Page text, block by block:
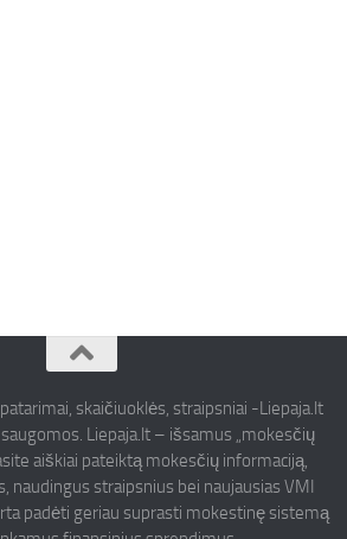
skaičiuoklės, straipsniai -Liepaja.lt
Liepaja.lt – išsamus „mokesčių
aiškiai pateiktą mokesčių informaciją,
naudingus straipsnius bei naujausias VMI
padėti geriau suprasti mokestinę sistemą